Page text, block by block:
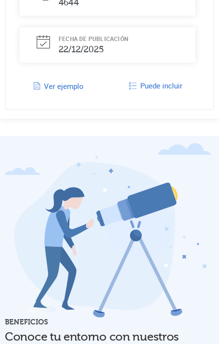
4644
FECHA DE PUBLICACIÓN
22/12/2025
Ver ejemplo Puede incluir
BENEFICIOS
Conoce tu entorno con nuestros